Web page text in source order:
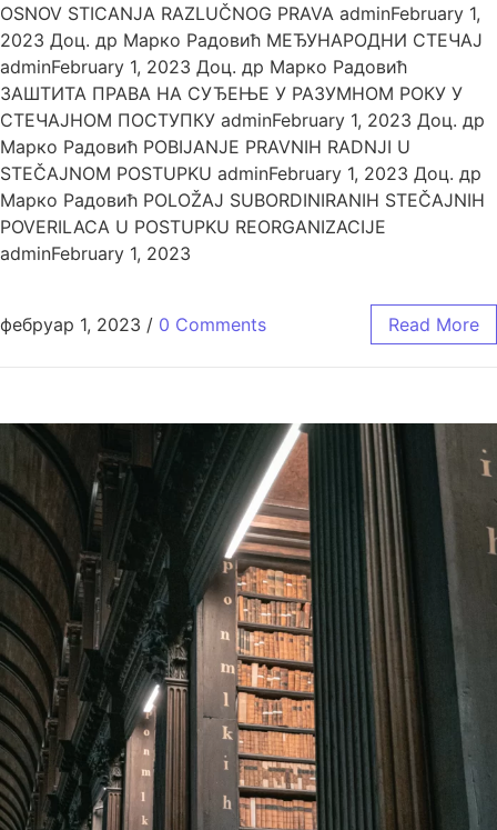
OSNOV STICANJA RAZLUČNOG PRAVA adminFebruary 1,
2023 Доц. др Марко Радовић МЕЂУНАРОДНИ СТЕЧАЈ
adminFebruary 1, 2023 Доц. др Марко Радовић
ЗАШТИТА ПРАВА НА СУЂЕЊЕ У РАЗУМНОМ РОКУ У
СТЕЧАЈНОМ ПОСТУПКУ adminFebruary 1, 2023 Доц. др
Марко Радовић POBIJANJE PRAVNIH RADNJI U
STEČAJNOM POSTUPKU adminFebruary 1, 2023 Доц. др
Марко Радовић POLOŽAJ SUBORDINIRANIH STEČAJNIH
POVERILACA U POSTUPKU REORGANIZACIJE
adminFebruary 1, 2023
фебруар 1, 2023 / 0 Comments Read More